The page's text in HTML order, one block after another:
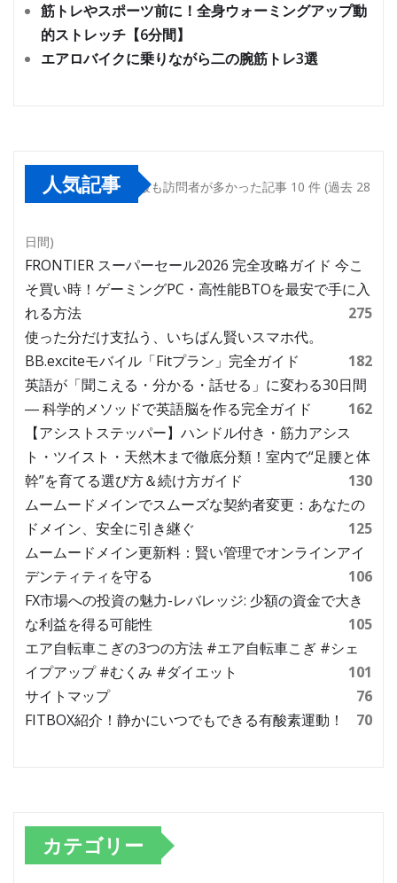
筋トレやスポーツ前に！全身ウォーミングアップ動
的ストレッチ【6分間】
エアロバイクに乗りながら二の腕筋トレ3選
人気記事 最も訪問者が多かった記事 10 件 (過去 28
日間)
FRONTIER スーパーセール2026 完全攻略ガイド 今こ
そ買い時！ゲーミングPC・高性能BTOを最安で手に入
れる方法
275
使った分だけ支払う、いちばん賢いスマホ代。
BB.exciteモバイル「Fitプラン」完全ガイド
182
英語が「聞こえる・分かる・話せる」に変わる30日間
― 科学的メソッドで英語脳を作る完全ガイド
162
【アシストステッパー】ハンドル付き・筋力アシス
ト・ツイスト・天然木まで徹底分類！室内で“足腰と体
幹”を育てる選び方＆続け方ガイド
130
ムームードメインでスムーズな契約者変更：あなたの
ドメイン、安全に引き継ぐ
125
ムームードメイン更新料：賢い管理でオンラインアイ
デンティティを守る
106
FX市場への投資の魅力-レバレッジ: 少額の資金で大き
な利益を得る可能性
105
エア自転車こぎの3つの方法 #エア自転車こぎ #シェ
イプアップ #むくみ #ダイエット
101
サイトマップ
76
FITBOX紹介！静かにいつでもできる有酸素運動！
70
カテゴリー